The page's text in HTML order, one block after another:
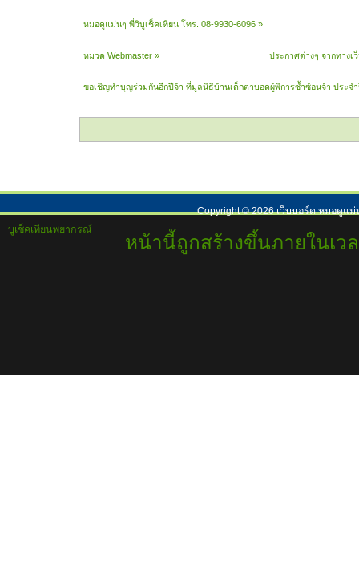
หมอดูแม่นๆ พี่วิบูเช็คเทียน โทร. 08-9930-6096 »
หมวด Webmaster » ประกาศต่างๆ จากทางเ
ขอเชิญทำบุญร่วมกันอีกปีจ้า ที่มูลนิธิบ้านเด็กตาบอดผู้พิการซ้ำซ้อนจ้า ประจำ
Copyright ©2026เว็บบอร์ด หมอดูแม่
บูเช็คเทียนพยากรณ์
หน้านี้ถูกสร้างขึ้นภายในเว